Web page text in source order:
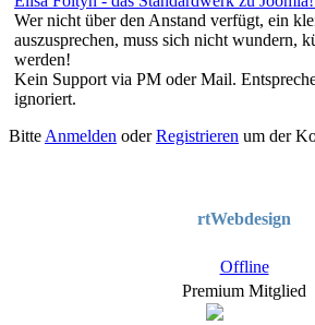
Wer nicht über den Anstand verfügt, ein
auszusprechen, muss sich nicht wundern,
werden!
Kein Support via PM oder Mail.
ignoriert.
Bitte Anmelden oderRegistrieren um der
rtWebdesign
Offline
Premium Mitglied